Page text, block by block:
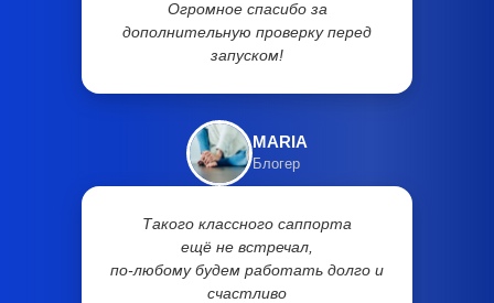
Огромное спасибо за
дополнительную проверку перед
запуском!
MARIA
Блогер
Такого классного саппорта
ещё не встречал,
по-любому будем работать долго и
счастливо